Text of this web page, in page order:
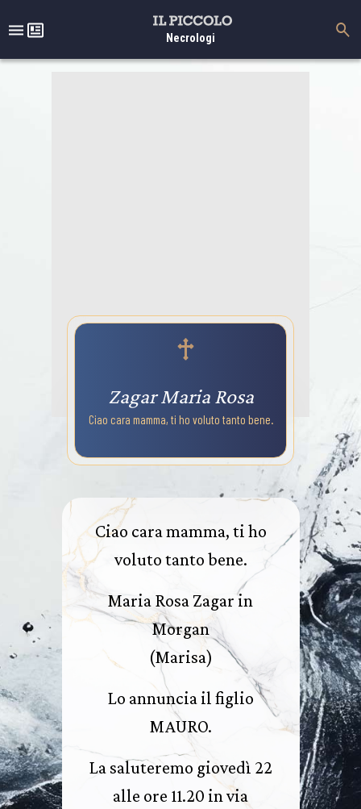
Necrologi
Zagar Maria Rosa
Ciao cara mamma, ti ho voluto tanto bene.
Ciao cara mamma, ti ho
voluto tanto bene.
Maria Rosa Zagar in
Morgan
(Marisa)
Lo annuncia il figlio
MAURO.
La saluteremo giovedì 22
alle ore 11.20 in via